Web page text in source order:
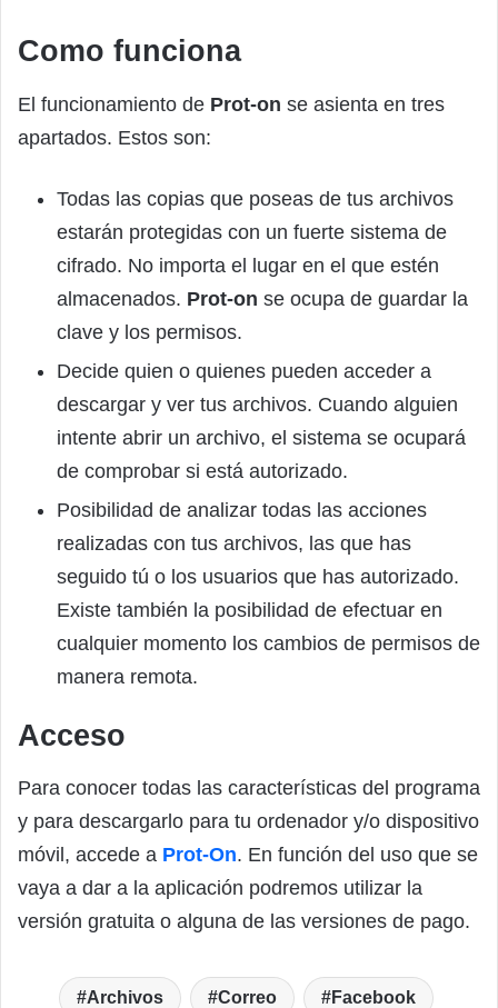
Como funciona
El funcionamiento de Prot-on se asienta en tres
apartados. Estos son:
Todas las copias que poseas de tus archivos
estarán protegidas con un fuerte sistema de
cifrado. No importa el lugar en el que estén
almacenados. Prot-on se ocupa de guardar la
clave y los permisos.
Decide quien o quienes pueden acceder a
descargar y ver tus archivos. Cuando alguien
intente abrir un archivo, el sistema se ocupará
de comprobar si está autorizado.
Posibilidad de analizar todas las acciones
realizadas con tus archivos, las que has
seguido tú o los usuarios que has autorizado.
Existe también la posibilidad de efectuar en
cualquier momento los cambios de permisos de
manera remota.
Acceso
Para conocer todas las características del programa
y para descargarlo para tu ordenador y/o dispositivo
móvil, accede a Prot-On. En función del uso que se
vaya a dar a la aplicación podremos utilizar la
versión gratuita o alguna de las versiones de pago.
Archivos Correo Facebook